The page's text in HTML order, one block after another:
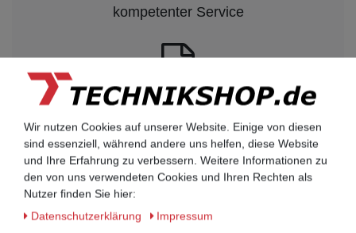
kompetenter Service
Rechnungskauf auf Anfrage möglich
Kauf auf Rechnung nach
vorheriger Absprache möglich.
Behörden, Banken, Firmen, Bestandskunden,
öffentliche & staatliche Einrichtungen, Schulen,
Wir nutzen Cookies auf unserer Website. Einige von diesen
sind essenziell, während andere uns helfen, diese Website
und Ihre Erfahrung zu verbessern. Weitere Informationen zu
den von uns verwendeten Cookies und Ihren Rechten als
Nutzer finden Sie hier:
Daten­schutz­erklärung
Impressum